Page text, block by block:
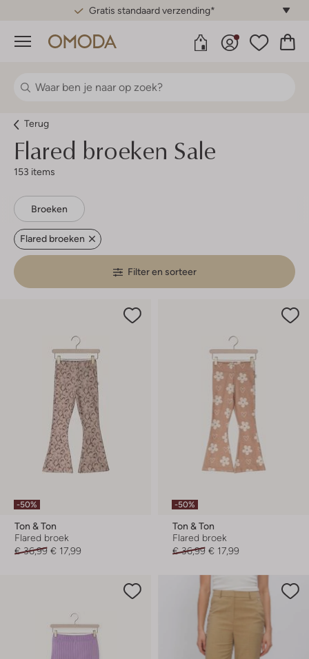
Gratis standaard verzending*
Menu
Terug
Flared broeken Sale
153 items
Broeken
Flared broeken
Filter en sorteer
-50%
Ton & Ton
Flared broek
€ 36,99 € 17,99
-50%
Ton & Ton
Flared broek
€ 36,99 € 17,99